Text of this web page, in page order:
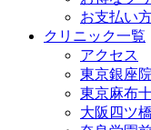
お支払い
クリニック一覧
アクセス
東京銀座院
東京麻布
大阪四ツ